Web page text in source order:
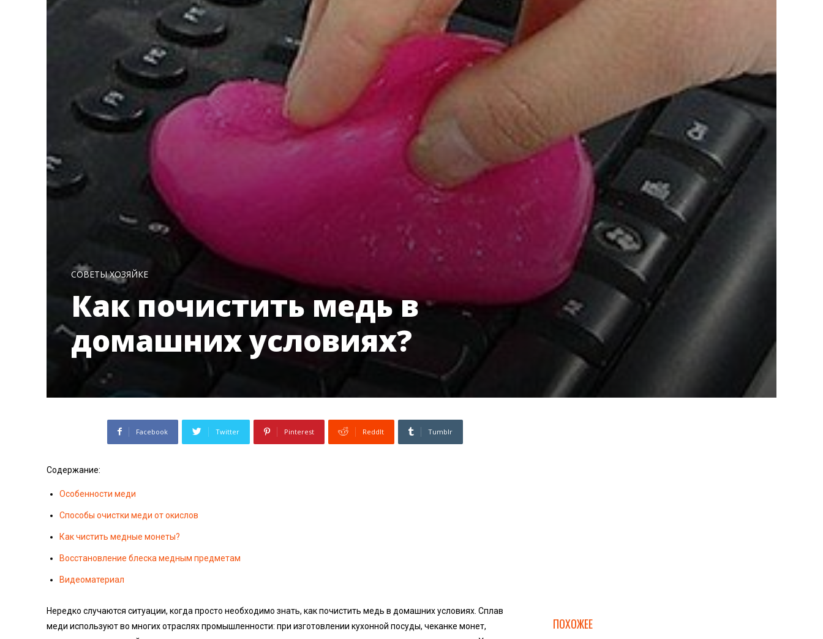
СОВЕТЫ ХОЗЯЙКЕ
Как почистить медь в
домашних условиях?
Facebook Twitter Pinterest ReddIt Tumblr
Содержание:
Особенности меди
Способы очистки меди от окислов
Как чистить медные монеты?
Восстановление блеска медным предметам
Видеоматериал
Нередко случаются ситуации, когда просто необходимо знать, как почистить медь в домашних условиях. Сплав
меди используют во многих отраслях промышленности: при изготовлении кухонной посуды, чеканке монет,
ПОХОЖЕЕ